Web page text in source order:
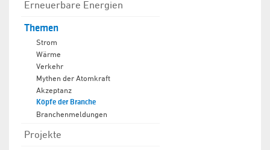
Erneuerbare Energien
Themen
Strom
Wärme
Verkehr
Mythen der Atomkraft
Akzeptanz
Köpfe der Branche
Branchenmeldungen
Projekte